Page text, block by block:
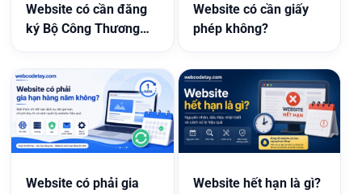
Website có cần đăng
ký Bộ Công Thương
Website có cần giấy
phép không?
Website có phải gia
Website hết hạn là gì?